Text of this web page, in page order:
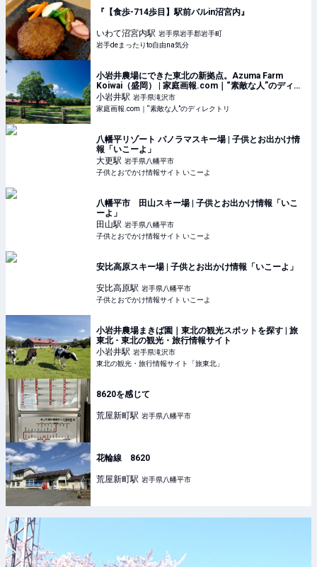
『【食歩-714歩目】駅前バルin沼宮内』
いわて沼宮内駅 岩手県岩手郡岩手町
岩手deまったりto自由na気分
小岩井農場にできた東北の新拠点。Azuma Farm
Koiwai（盛岡） | 家庭画報.com｜“素敵な人”のディレ
クトリ
小岩井駅 岩手県滝沢市
家庭画報.com｜“素敵な人”のディレクトリ
八幡平リゾート パノラマスキー場 | 子供とお出かけ情
報「いこーよ」
大更駅 岩手県八幡平市
子供とおでかけ情報サイト いこーよ
八幡平市 田山スキー場 | 子供とお出かけ情報「いこ
ーよ」
田山駅 岩手県八幡平市
子供とおでかけ情報サイト いこーよ
安比高原スキー場 | 子供とお出かけ情報「いこーよ」
安比高原駅 岩手県八幡平市
子供とおでかけ情報サイト いこーよ
小岩井農場まきば園｜東北の観光スポットを探す | 旅
東北 - 東北の観光・旅行情報サイト
小岩井駅 岩手県滝沢市
東北の観光・旅行情報サイト「旅東北」
8620を感じて
荒屋新町駅 岩手県八幡平市
花輪線 8620
荒屋新町駅 岩手県八幡平市